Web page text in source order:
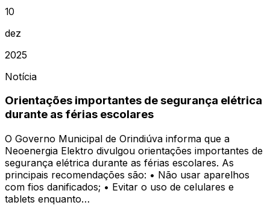
10
dez
2025
Notícia
Orientações importantes de segurança elétrica
durante as férias escolares
O Governo Municipal de Orindiúva informa que a
Neoenergia Elektro divulgou orientações importantes de
segurança elétrica durante as férias escolares. As
principais recomendações são: • Não usar aparelhos
com fios danificados; • Evitar o uso de celulares e
tablets enquanto…